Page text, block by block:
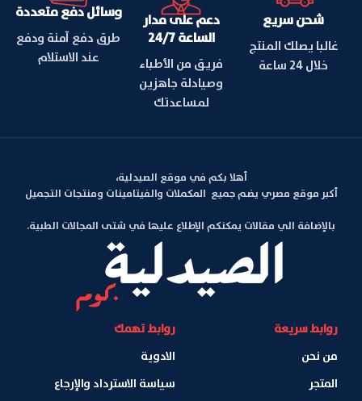
شحن سريع
غالبا يصلك المنتج
خلال 24 ساعة
دعم على مدار
الساعة 24/7
فريق من الأطباء
وصيادلة جاهزين
لمساعدتك
وسائل دفع متعددة
طرق دفع آمنة ودفع
عند الاستلام
أهلا بكم في موقع الصيدلية،
أكبر موقع مصري يضم جميع المكملات والفيتامينات ومنتجات التجميل
بالإضافة الي مقالات يمكنكم الإطلاع عليها في شتى المجالات الطبية.
روابط سريعة
من نحن
المتجر
روابط تهمك
الادوية
سياسة الاسترداد والإرجاع